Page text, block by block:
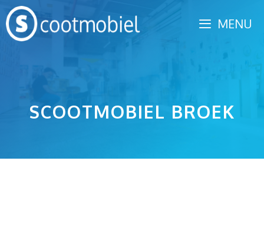
Spring
naar
inhoud
MENU
SCOOTMOBIEL BROEK